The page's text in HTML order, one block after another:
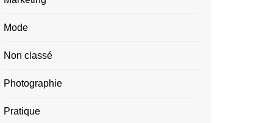
Mode
Non classé
Photographie
Pratique